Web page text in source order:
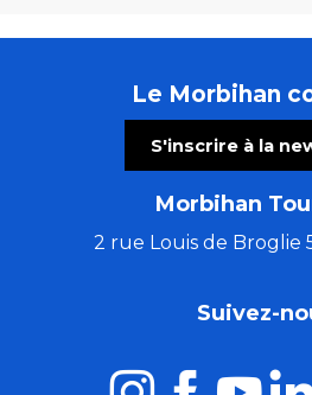
Le Morbihan
S'inscrire à la
Morbihan
2 rue Louis de Broglie
Suivez-